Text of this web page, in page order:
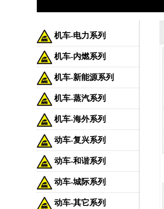
机车-电力系列
机车-内燃系列
机车-新能源系列
机车-蒸汽系列
机车-海外系列
动车-复兴系列
动车-和谐系列
动车-城际系列
动车-其它系列